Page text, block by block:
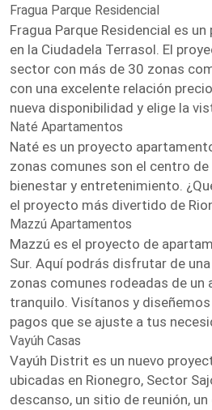
Fragua Parque Residencial
Fragua Parque Residencial es
en la Ciudadela Terrasol. El
sector con más de 30 zonas
con una excelente relación
nueva disponibilidad y elige la
Naté Apartamentos
Naté es un proyecto
zonas comunes son el centro de
bienestar y entretenimiento.
el proyecto más divertido de
Mazzú Apartamentos
Mazzú es el proyecto de
Sur. Aquí podrás disfrutar de
zonas comunes rodeadas de un
tranquilo. Visítanos y
pagos que se ajuste a tus
Vayúh Casas
Vayúh Distrit es un nuevo
ubicadas en Rionegro, Sector
descanso, un sitio de reunión,